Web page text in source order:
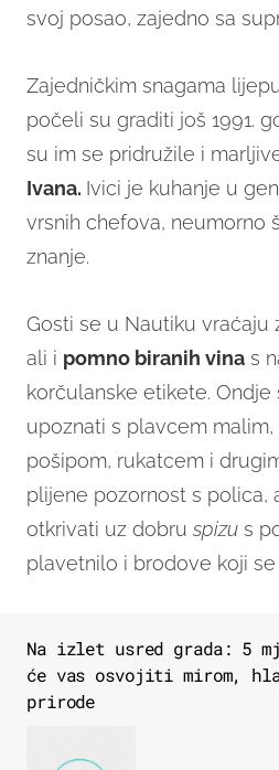
svoj posao, zajedno sa
Zajedničkim snagama
počeli su graditi još 1991.
su im se pridružile i
Ivana. Ivici je kuhanje u
vrsnih chefova, neumorno
znanje.
Gosti se u Nautiku vraćaju
ali i pomno biranih vina s
korčulanske etikete.
upoznati s plavcem
pošipom, rukatcem i
plijene pozornost s polica,
otkrivati uz dobru spizu s
plavetnilo i brodove koji
Na izlet usred grada: 5
će vas osvojiti mirom,
prirode